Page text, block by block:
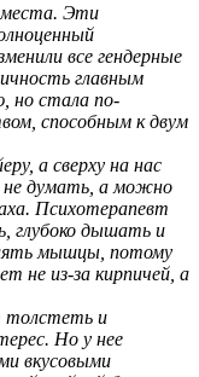
места. Эти
все гендерные
главным
но стала по-
способным к двум
а сверху на нас
думать, а можно
Психотерапевт
глубоко дышать и
мышцы, потому
не из-за кирпичей, а
толстеть и
Но у нее
вкусовыми